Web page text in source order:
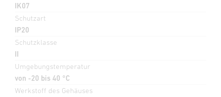
IK07
Schutzart
IP20
Schutzklasse
II
Umgebungstemperatur
von -20 bis 40 °C
Werkstoff des Gehäuses